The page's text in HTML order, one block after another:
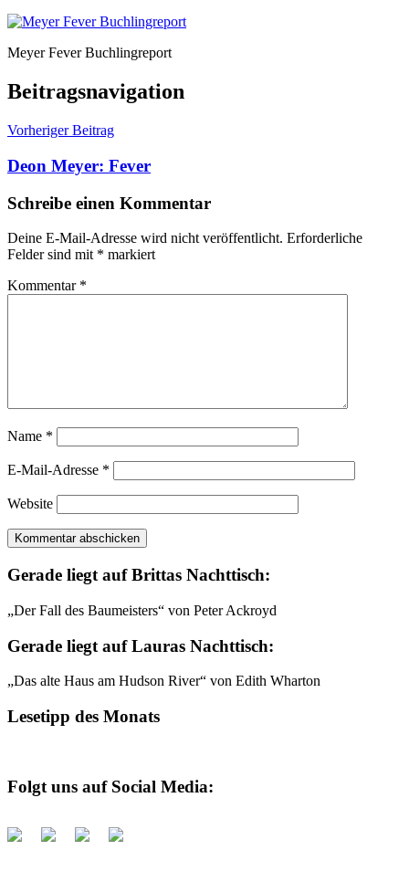
Meyer Fever Buchlingreport
Beitragsnavigation
Vorheriger Beitrag
Deon Meyer: Fever
Schreibe einen Kommentar
Deine E-Mail-Adresse wird nicht veröffentlicht. Erforderliche
Felder sind mit * markiert
Kommentar *
Name *
E-Mail-Adresse *
Website
Gerade liegt auf Brittas Nachttisch:
„Der Fall des Baumeisters“ von Peter Ackroyd
Gerade liegt auf Lauras Nachttisch:
„Das alte Haus am Hudson River“ von Edith Wharton
Lesetipp des Monats
Folgt uns auf Social Media: